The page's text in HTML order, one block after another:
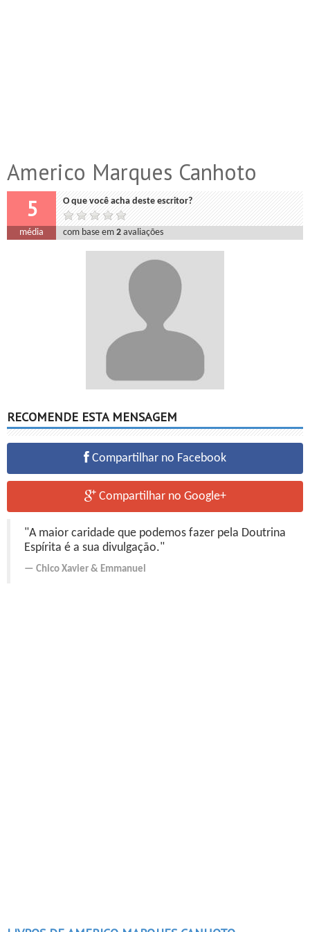
Americo Marques Canhoto
5 O que você acha deste escritor?
média com base em2 avaliações
RECOMENDE ESTA MENSAGEM
Compartilhar no Facebook
Compartilhar no Google+
"A maior caridade que podemos fazer pela Doutrina
Espírita é a sua divulgação."
Chico Xavier & Emmanuel